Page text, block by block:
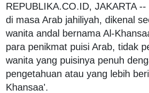
REPUBLIKA.CO.ID, JAKARTA
di masa Arab jahiliyah, dikenal
wanita andal bernama Al-
para penikmat puisi Arab, tidak
wanita yang puisinya penuh
pengetahuan atau yang lebih
Khansaa'.